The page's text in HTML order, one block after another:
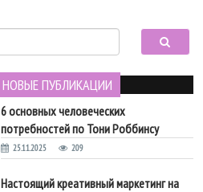
НОВЫЕ ПУБЛИКАЦИИ
6 основных человеческих
потребностей по Тони Роббинсу
25.11.2025 209
Настоящий креативный маркетинг на